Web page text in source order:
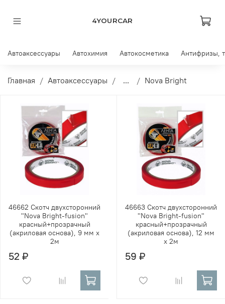
4YOURCAR
Автоаксессуары Автохимия Автокосметика Антифризы,
Главная Автоаксессуары ... Nova Bright
46662 Скотч двухсторонний
"Nova Bright-fusion"
красный+прозрачный
(акриловая основа), 9 мм х
2м
52 ₽
46663 Скотч двухсторонний
"Nova Bright-fusion"
красный+прозрачный
(акриловая основа), 12 мм
х 2м
59 ₽